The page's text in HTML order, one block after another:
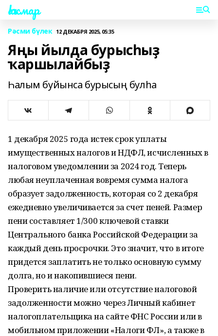
Һаҡмар
Рәсми бүлек 12 ДЕКАБРЯ 2025, 05:35
Яңы йылда бурысһыҙ
ҡаршылайбыҙ
Һалым буйынса бурысың булһа
1 декабря 2025 года истек срок уплаты
имущественных налогов и НДФЛ, исчисленных в
налоговом уведомлении за 2024 год. Теперь
любая неуплаченная вовремя сумма налога
образует задолженность, которая со 2 декабря
ежедневно увеличивается за счет пеней. Размер
пени составляет 1/300 ключевой ставки
Центрального банка Российской Федерации за
каждый день просрочки. Это значит, что в итоге
придется заплатить не только основную сумму
долга, но и накопившиеся пени.
Проверить наличие или отсутствие налоговой
задолженности можно через Личный кабинет
налогоплательщика на сайте ФНС России или в
мобильном приложении «Налоги ФЛ», а также в